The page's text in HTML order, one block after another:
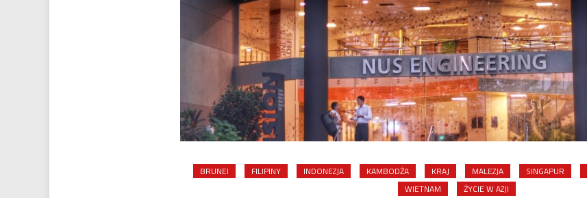
BRUNEI FILIPINY INDONEZJA KAMBODŻA KRAJ MALEZJA SINGAPUR
WIETNAM
ŻYCIE W AZJI